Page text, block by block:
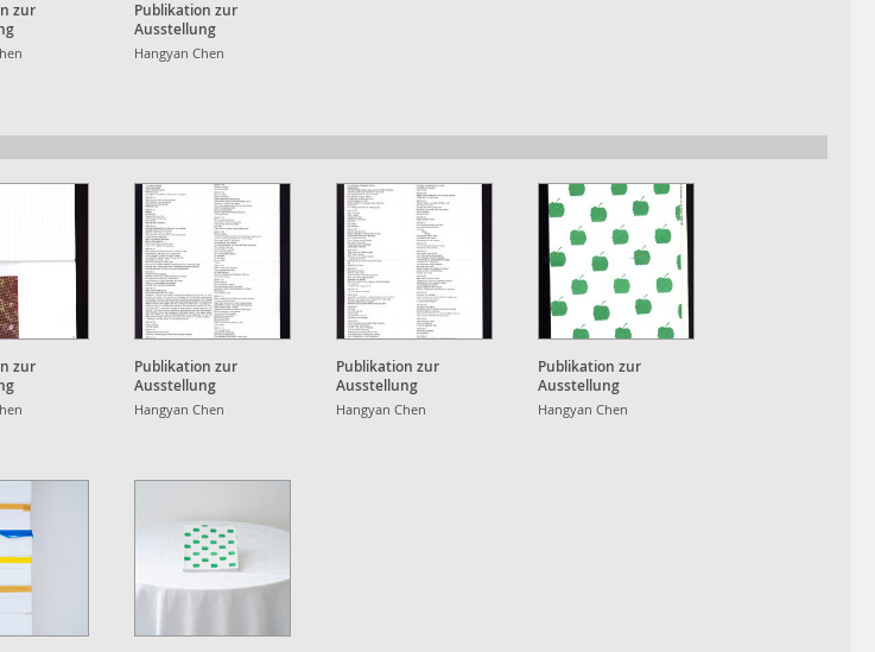
zur
Publikation zur
Ausstellung
Hangyan Chen
zur
Publikation zur
Ausstellung
Hangyan Chen
Publikation zur
Ausstellung
Hangyan Chen
Publikation zur
Ausstellung
Hangyan Chen